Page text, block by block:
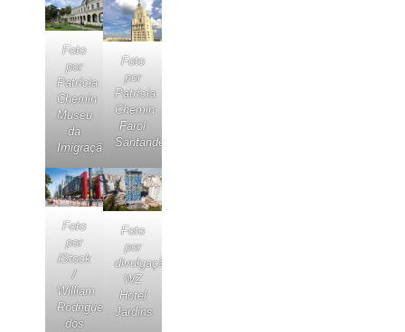
Foto
por
Patrícia
Chemin
Museu
da
Imigração
Foto
por
Patrícia
Chemin
Farol
Santander
Foto
por
iStock
/
William
Rodrigues
dos
Foto
por
divulgação
WZ
Hotel
Jardins